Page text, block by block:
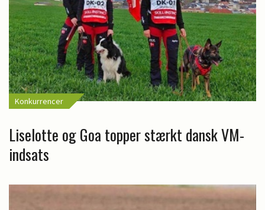
Konkurrencer
Liselotte og Goa topper stærkt dansk VM-
indsats